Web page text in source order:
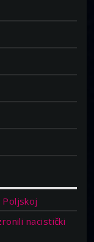
Poljskoj
nacistički